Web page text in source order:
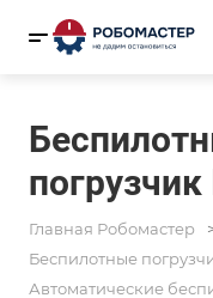
Главная Робомастер
Беспилотные
Автоматические